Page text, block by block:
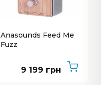
Anasounds Feed Me
Fuzz
9 199 грн